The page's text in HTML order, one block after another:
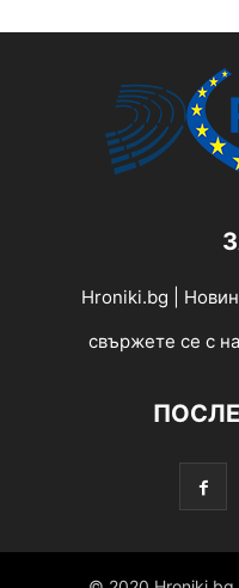
Hroniki.bg |
свържете се с